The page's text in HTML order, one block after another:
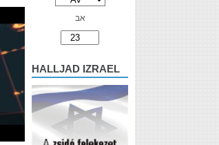
אב
HALLJAD IZRAEL